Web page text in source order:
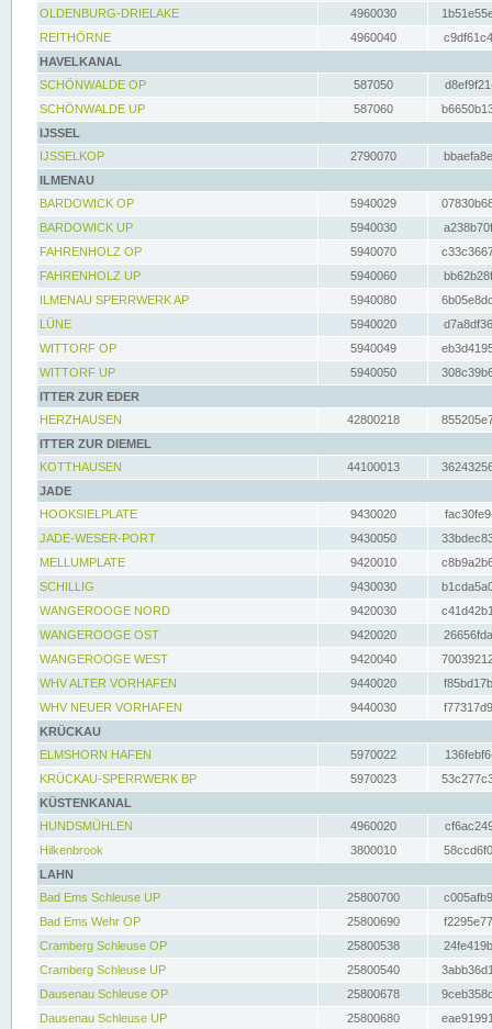
OLDENBURG-DRIELAKE
4960030
REITHÖRNE
4960040
HAVELKANAL
SCHÖNWALDE OP
587050
SCHÖNWALDE UP
587060
IJSSEL
IJSSELKOP
2790070
ILMENAU
BARDOWICK OP
5940029
BARDOWICK UP
5940030
FAHRENHOLZ OP
5940070
FAHRENHOLZ UP
5940060
ILMENAU SPERRWERK AP
5940080
LÜNE
5940020
WITTORF OP
5940049
WITTORF UP
5940050
ITTER ZUR EDER
HERZHAUSEN
42800218
ITTER ZUR DIEMEL
KOTTHAUSEN
44100013
JADE
HOOKSIELPLATE
9430020
JADE-WESER-PORT
9430050
MELLUMPLATE
9420010
SCHILLIG
9430030
WANGEROOGE NORD
9420030
WANGEROOGE OST
9420020
WANGEROOGE WEST
9420040
WHV ALTER VORHAFEN
9440020
WHV NEUER VORHAFEN
9440030
KRÜCKAU
ELMSHORN HAFEN
5970022
KRÜCKAU-SPERRWERK BP
5970023
KÜSTENKANAL
HUNDSMÜHLEN
4960020
Hilkenbrook
3800010
LAHN
Bad Ems Schleuse UP
25800700
Bad Ems Wehr OP
25800690
Cramberg Schleuse OP
25800538
Cramberg Schleuse UP
25800540
Dausenau Schleuse OP
25800678
Dausenau Schleuse UP
25800680